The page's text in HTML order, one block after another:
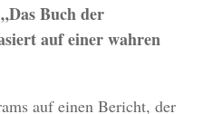
Buch der
auf einer wahren
auf einen Bericht, der